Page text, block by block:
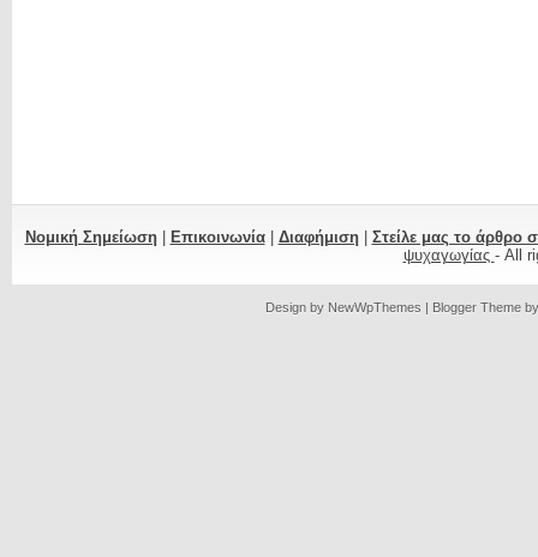
Νομική Σημείωση| Επικοινωνία| Διαφήμιση| Στείλε μας το άρθρο
ψυχαγωγίας - All
Design by NewWpThemes | Blogger Theme